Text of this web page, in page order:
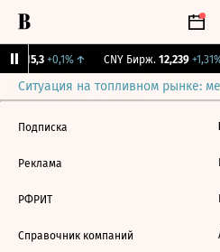
115,3 +0,1%↑ CNY Бирж. 12,239 +1,31%
Ситуация на топливном рынке:
Подписка
Реклама
РФРИТ
Справочник компаний